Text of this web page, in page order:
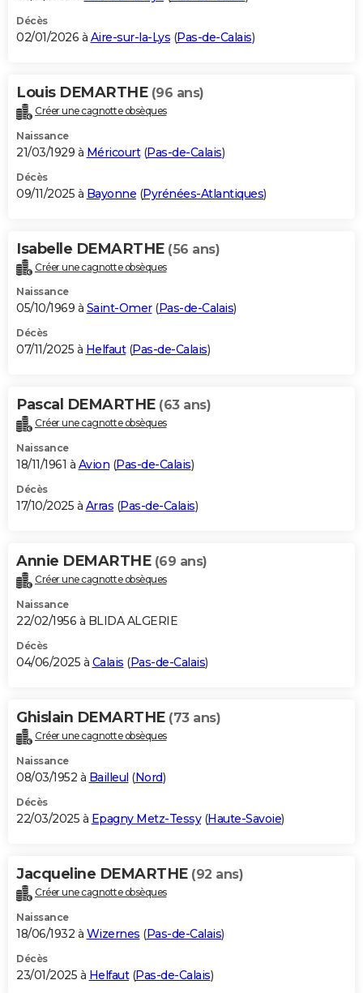
Décès
02/01/2026 à Aire-sur-la-Lys (Pas-de-Calais)
Louis DEMARTHE (96 ans)
Créer une cagnotte obsèques
Naissance
21/03/1929 à Méricourt(Pas-de-Calais)
Décès
09/11/2025 à Bayonne (Pyrénées-Atlantiques)
Isabelle DEMARTHE (56 ans)
Créer une cagnotte obsèques
Naissance
05/10/1969 à Saint-Omer(Pas-de-Calais)
Décès
07/11/2025 à Helfaut(Pas-de-Calais)
Pascal DEMARTHE (63 ans)
Créer une cagnotte obsèques
Naissance
18/11/1961 à Avion (Pas-de-Calais)
Décès
17/10/2025 à Arras (Pas-de-Calais)
Annie DEMARTHE (69 ans)
Créer une cagnotte obsèques
Naissance
22/02/1956 à BLIDA ALGERIE
Décès
04/06/2025 à Calais (Pas-de-Calais)
Ghislain DEMARTHE (73 ans)
Créer une cagnotte obsèques
Naissance
08/03/1952 à Bailleul (Nord)
Décès
22/03/2025 à Epagny Metz-Tessy(Haute-Savoie)
Jacqueline DEMARTHE (92 ans)
Créer une cagnotte obsèques
Naissance
18/06/1932 à Wizernes (Pas-de-Calais)
Décès
23/01/2025 à Helfaut(Pas-de-Calais)